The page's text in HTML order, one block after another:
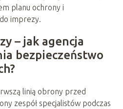
planu ochrony i
imprezy.
– jak agencja
bezpieczeństwo
linią obrony przed
zespół specjalistów podczas